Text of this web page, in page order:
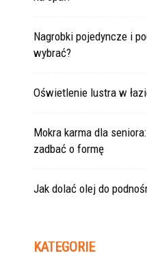
Nagrobki pojedyncze i
wybrać?
Oświetlenie lustra w
Mokra karma dla
zadbać o formę
Jak dolać olej do
KATEGORIE